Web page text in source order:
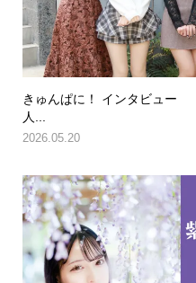
きゅんぱに！ インタビュー
人...
2026.05.20